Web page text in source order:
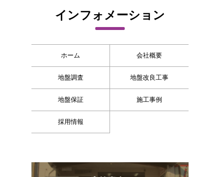
インフォメーション
ホーム 会社概要
地盤調査 地盤改良工事
地盤保証 施工事例
採用情報